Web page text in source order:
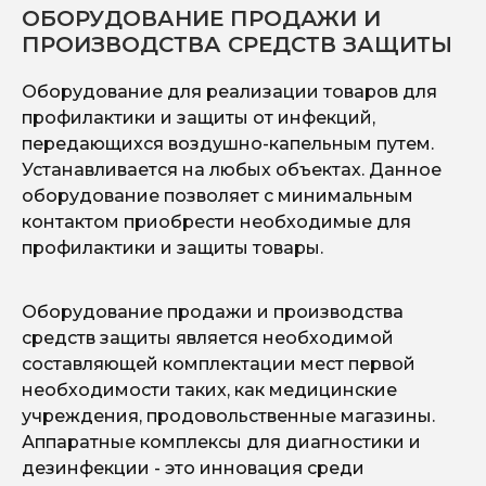
ОБОРУДОВАНИЕ ПРОДАЖИ И
ПРОИЗВОДСТВА СРЕДСТВ ЗАЩИТЫ
Оборудование для реализации товаров для
профилактики и защиты от инфекций,
передающихся воздушно-капельным путем.
Устанавливается на любых объектах. Данное
оборудование позволяет с минимальным
контактом приобрести необходимые для
профилактики и защиты товары.
Оборудование продажи и производства
средств защиты является необходимой
составляющей комплектации мест первой
необходимости таких, как медицинские
учреждения, продовольственные магазины.
Аппаратные комплексы для диагностики и
дезинфекции - это инновация среди